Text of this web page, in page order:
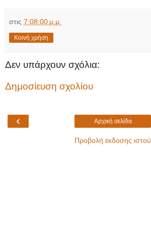
στις 7:08:00 μ.μ.
Κοινή χρήση
Δεν υπάρχουν σχόλια:
Δημοσίευση σχολίου
‹ Αρχική σελίδα
Προβολή έκδοσης ιστού